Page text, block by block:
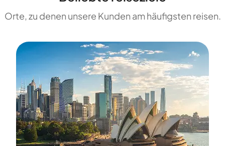
Orte, zu denen unsere Kunden am häufigsten reisen.